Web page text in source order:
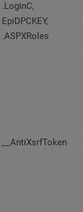
.LoginC,
EpiDPCKEY,
.ASPXRoles
__AntiXsrfToken